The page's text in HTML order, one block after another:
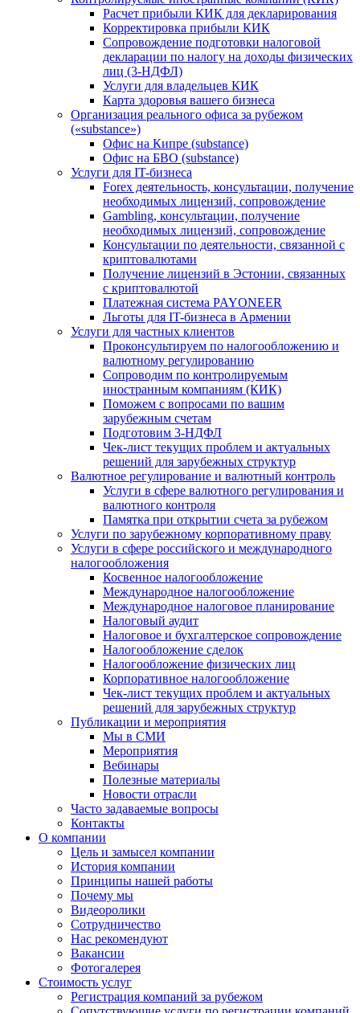
Расчет прибыли КИК для декларирования
Корректировка прибыли КИК
Сопровождение подготовки налоговой
декларации по налогу на доходы физических
лиц (3-НДФЛ)
Услуги для владельцев КИК
Карта здоровья вашего бизнеса
Организация реального офиса за рубежом
(«substance»)
Офис на Кипре (substance)
Офис на БВО (substance)
Услуги для IT-бизнеса
Forex деятельность, консультации, получение
необходимых лицензий, сопровождение
Gambling, консультации, получение
необходимых лицензий, сопровождение
Консультации по деятельности, связанной с
криптовалютами
Получение лицензий в Эстонии, связанных
с криптовалютой
Платежная система PAYONEER
Льготы для IT-бизнеса в Армении
Услуги для частных клиентов
Проконсультируем по налогообложению и
валютному регулированию
Сопроводим по контролируемым
иностранным компаниям (КИК)
Поможем с вопросами по вашим
зарубежным счетам
Подготовим 3-НДФЛ
Чек-лист текущих проблем и актуальных
решений для зарубежных структур
Валютное регулирование и валютный контроль
Услуги в сфере валютного регулирования и
валютного контроля
Памятка при открытии счета за рубежом
Услуги по зарубежному корпоративному праву
Услуги в сфере российского и международного
налогообложения
Косвенное налогообложение
Международное налогообложение
Международное налоговое планирование
Налоговый аудит
Налоговое и бухгалтерское сопровождение
Налогообложение сделок
Налогообложение физических лиц
Корпоративное налогообложение
Чек-лист текущих проблем и актуальных
решений для зарубежных структур
Публикации и мероприятия
Мы в СМИ
Мероприятия
Вебинары
Полезные материалы
Новости отрасли
Часто задаваемые вопросы
Контакты
О компании
Цель и замысел компании
История компании
Принципы нашей работы
Почему мы
Видеоролики
Сотрудничество
Нас рекомендуют
Вакансии
Фотогалерея
Стоимость услуг
Регистрация компаний за рубежом